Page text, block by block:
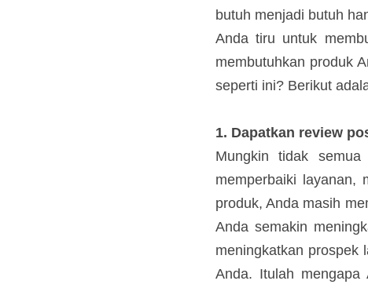
tidak butuh menjadi
sebenarnya bisa
mereka tidak terlalu
marketing atau
1. Dapatkan review
Mungkin tidak
memperbaiki layanan,
produk, Anda masih
produk Anda
akan turut
mencoba produk